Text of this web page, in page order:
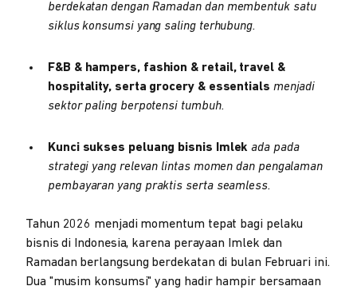
berdekatan dengan Ramadan dan membentuk satu
siklus konsumsi yang saling terhubung.
F&B & hampers, fashion & retail, travel &
hospitality, serta grocery & essentials menjadi
sektor paling berpotensi tumbuh.
Kunci sukses peluang bisnis Imlek ada pada
strategi yang relevan lintas momen dan pengalaman
pembayaran yang praktis serta seamless.
Tahun 2026 menjadi momentum tepat bagi pelaku
bisnis di Indonesia, karena perayaan Imlek dan
Ramadan berlangsung berdekatan di bulan Februari ini.
Dua "musim konsumsi" yang hadir hampir bersamaan